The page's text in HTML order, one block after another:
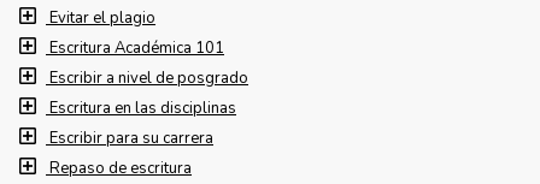
Evitar el plagio
Escritura Académica 101
Escribir a nivel de posgrado
Escritura en las disciplinas
Escribir para su carrera
Repaso de escritura